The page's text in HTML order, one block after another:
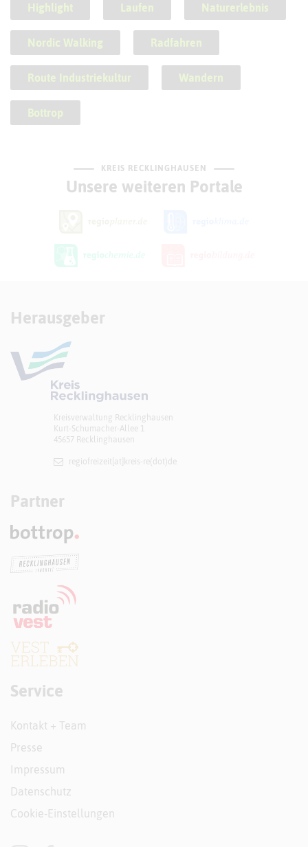
Highlight Laufen Naturerlebnis
Nordic Walking Radfahren
Route Industriekultur Wandern
Bottrop
KREIS RECKLINGHAUSEN
Unsere weiteren Portale
Herausgeber
Kreisverwaltung Recklinghausen
Kurt-Schumacher-Allee 1
45657 Recklinghausen
regiofreizeit[at]​kreis-re(dot)de
Partner
Service
Kontakt + Team
Presse
Impressum
Datenschutz
Cookie-Einstellungen